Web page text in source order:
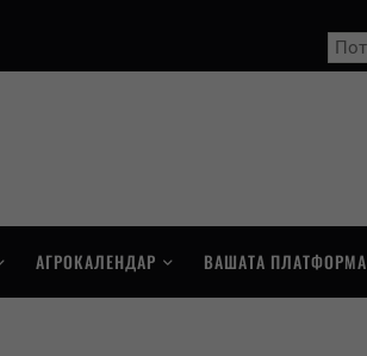
АГРОКАЛЕНДАР ВАШАТА ПЛАТФОРМА